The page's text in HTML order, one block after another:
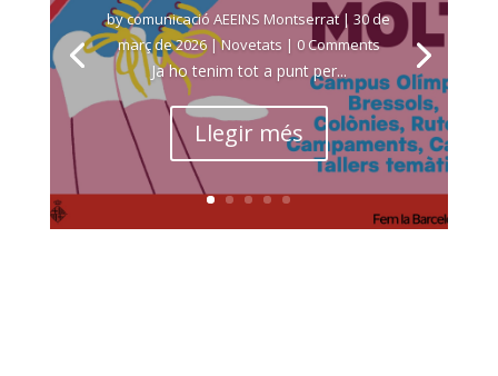
bycomunicació AEEINS Montserrat|30 de
març de 2026|Novetats | 0 Comments
Ja ho tenim tot a punt per...
Llegir més